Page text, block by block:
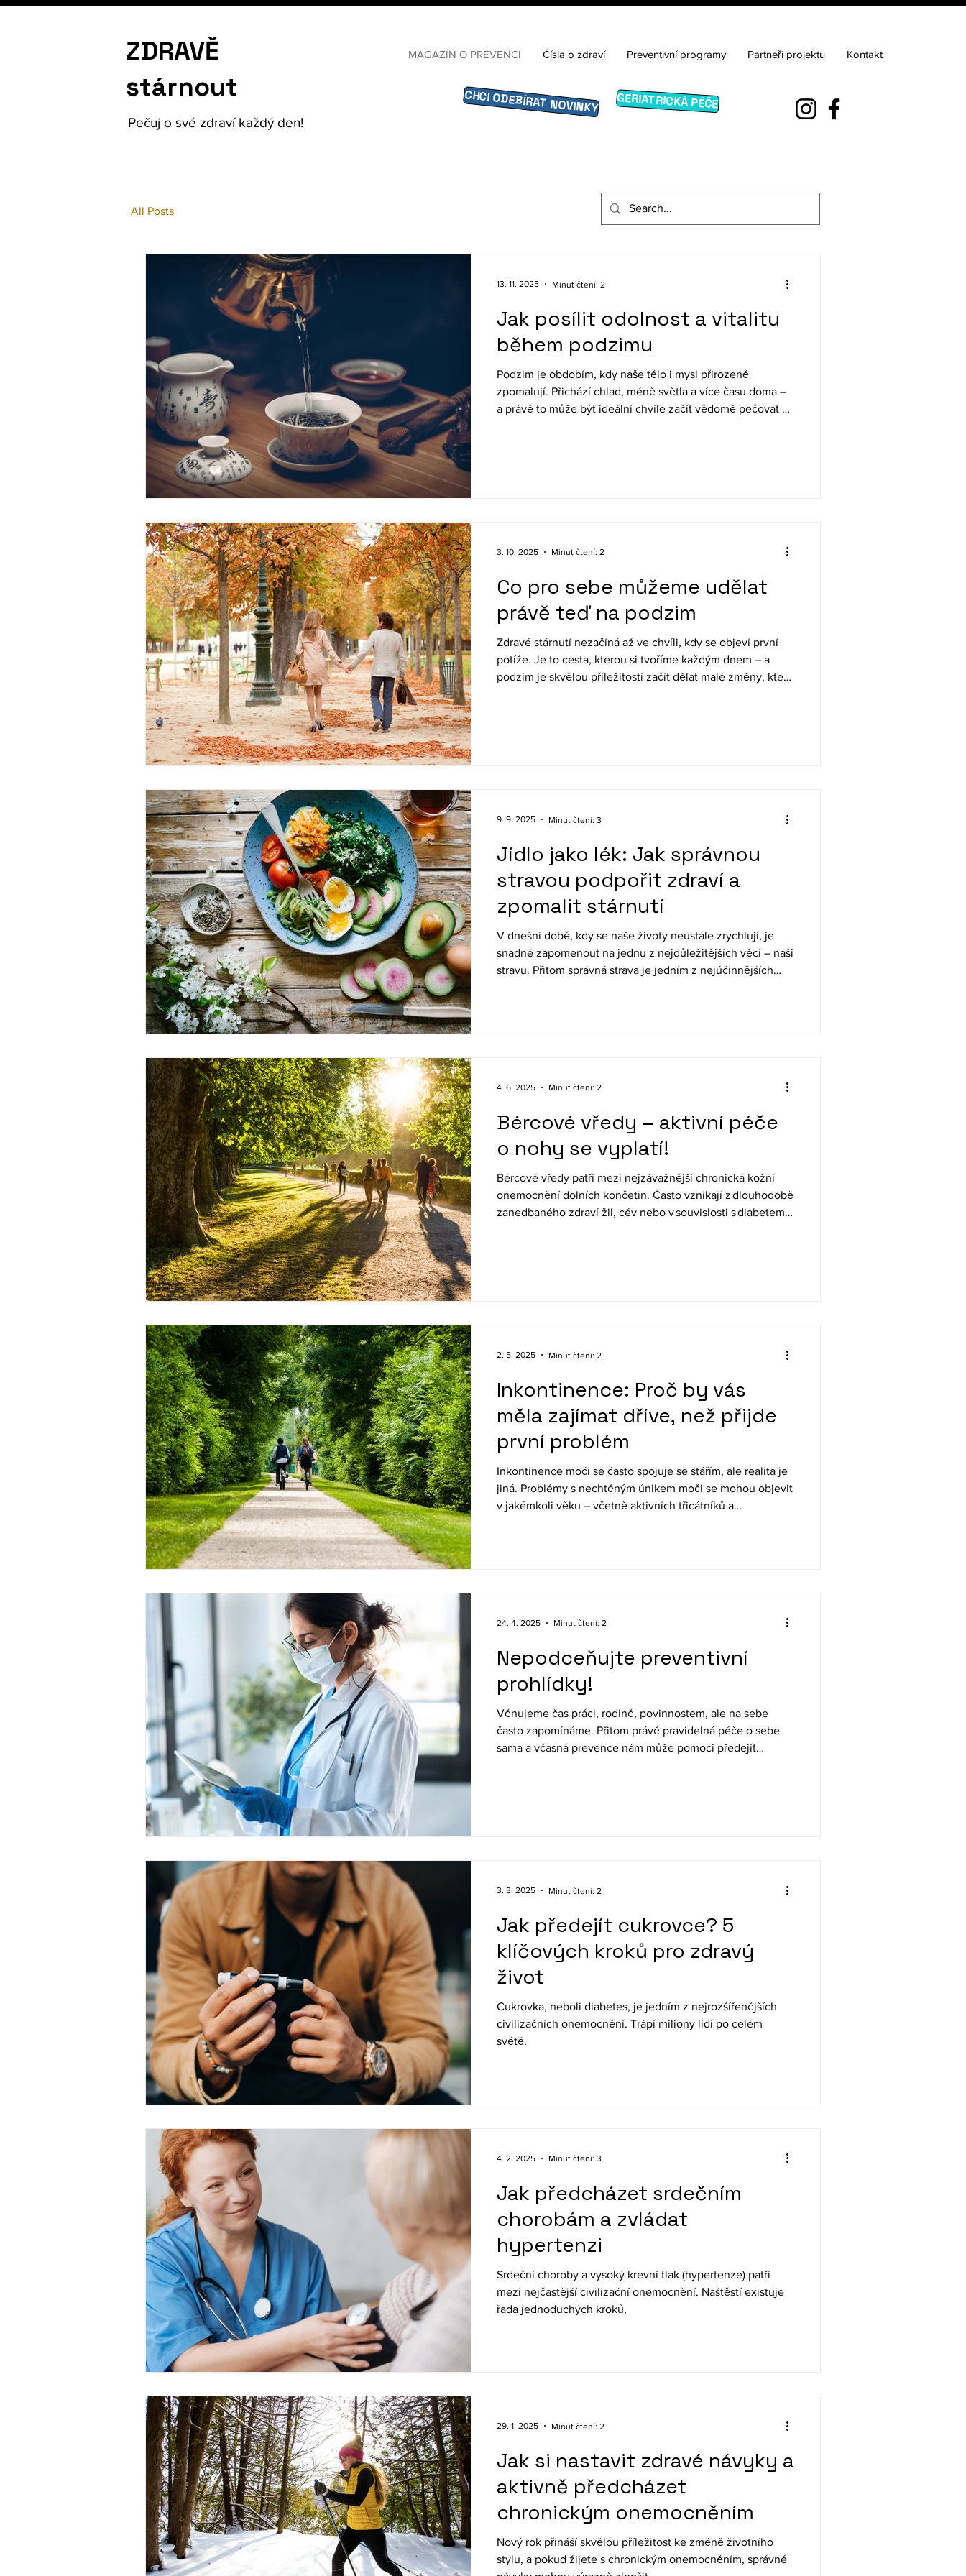
ZDRAVĚ
stárnout
Pečuj o své zdraví každý den!
MAGAZÍN O PREVENCI Čísla o zdraví Preventivní programy Partneři projektu Kontakt
CHCI ODEBÍRAT NOVINKY GERIATRICKÁ PÉČE
All Posts
Jak posílit odolnost a vitalitu
během podzimu
Podzim je obdobím, kdy naše tělo i mysl přirozeně
zpomalují. Přichází chlad, méně světla a více času doma –
a právě to může být ideální chvíle začít vědomě pečovat o
13. 11. 2025 Minut čtení: 2
Co pro sebe můžeme udělat
právě teď na podzim
Zdravé stárnutí nezačíná až ve chvíli, kdy se objeví první
potíže. Je to cesta, kterou si tvoříme každým dnem – a
podzim je skvělou příležitostí začít dělat malé změny, které
3. 10. 2025 Minut čtení: 2
Jídlo jako lék: Jak správnou
stravou podpořit zdraví a
zpomalit stárnutí
V dnešní době, kdy se naše životy neustále zrychlují, je
snadné zapomenout na jednu z nejdůležitějších věcí – naši
stravu. Přitom správná strava je jedním z nejúčinnějších
9. 9. 2025 Minut čtení: 3
Bércové vředy – aktivní péče
o nohy se vyplatí!
Bércové vředy patří mezi nejzávažnější chronická kožní
onemocnění dolních končetin. Často vznikají z dlouhodobě
zanedbaného zdraví žil, cév nebo v souvislosti s diabetem. I
4. 6. 2025 Minut čtení: 2
Inkontinence: Proč by vás
měla zajímat dříve, než přijde
první problém
Inkontinence moči se často spojuje se stářím, ale realita je
jiná. Problémy s nechtěným únikem moči se mohou objevit
v jakémkoli věku – včetně aktivních třicátníků a
2. 5. 2025 Minut čtení: 2
Nepodceňujte preventivní
prohlídky!
Věnujeme čas práci, rodině, povinnostem, ale na sebe
často zapomínáme. Přitom právě pravidelná péče o sebe
sama a včasná prevence nám může pomoci předejít
24. 4. 2025 Minut čtení: 2
Jak předejít cukrovce? 5
klíčových kroků pro zdravý
život
Cukrovka, neboli diabetes, je jedním z nejrozšířenějších
civilizačních onemocnění. Trápí miliony lidí po celém
světě.
3. 3. 2025 Minut čtení: 2
Jak předcházet srdečním
chorobám a zvládat
hypertenzi
Srdeční choroby a vysoký krevní tlak (hypertenze) patří
mezi nejčastější civilizační onemocnění. Naštěstí existuje
řada jednoduchých kroků,
4. 2. 2025 Minut čtení: 3
Jak si nastavit zdravé návyky a
aktivně předcházet
chronickým onemocněním
Nový rok přináší skvělou příležitost ke změně životního
stylu, a pokud žijete s chronickým onemocněním, správné
29. 1. 2025 Minut čtení: 2